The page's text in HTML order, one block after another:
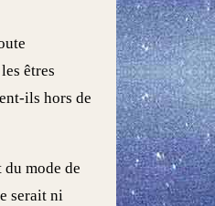
êtres
ils hors de
mode de
serait ni